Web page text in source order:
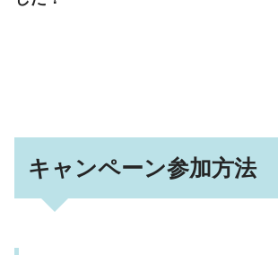
キャンペーン参加方法